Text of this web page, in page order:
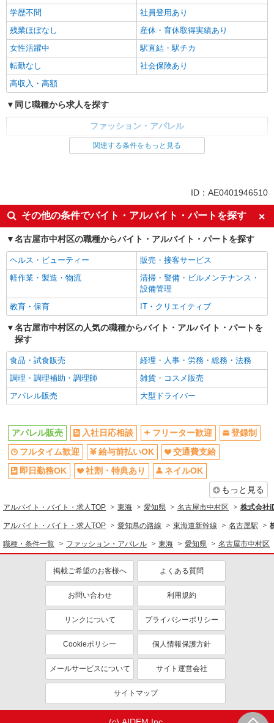
学歴不問
社員登用あり
残業ほぼなし
産休・育休取得実績あり
女性活躍中
駅直結・駅チカ
転勤なし
社会保険あり
高収入・高額
同じ職種から求人を探す
ファッション・アパレル
社員登用あり
産休・育休取得実績あり
社会保険あり
関連する条件をもっと見る
ID：AE0401946510
その他の条件でバイト・アルバイト・パートを探す
名古屋市中村区の職種からバイト・アルバイト・パートを探す
ヘルス・ビューティー
販売・接客サービス
軽作業・製造・物流
清掃・警備・ビルメンテナンス・
設備管理
教育・保育
IT・クリエイティブ
名古屋市中村区の人気の職種からバイト・アルバイト・パートを
探す
食品・試食販売
経理・人事・労務・総務・法務
調理・調理補助・調理師
雑貨・コスメ販売
アパレル販売
大型ドライバー
アパレル販売 入社日応相談 フリーター歓迎
登録制
フルタイム歓迎
給与前払いOK
交通費支給
即日勤務OK
社割・特典あり
ネイルOK
もっと見る
アルバイト・バイト・求人TOP 東海 愛知県 名古屋市中村区 株式会社
アルバイト・バイト・求人TOP 愛知県の路線 東海道新幹線 名古屋駅
職種・条件一覧 ファッション・アパレル 東海 愛知県 名古屋市中村区
掲載ご希望のお客様へ よくある質問
お問い合わせ 利用規約
リンクについて プライバシーポリシー
Cookieポリシー 個人情報保護方針
メールサービスについて サイト運営会社
サイトマップ